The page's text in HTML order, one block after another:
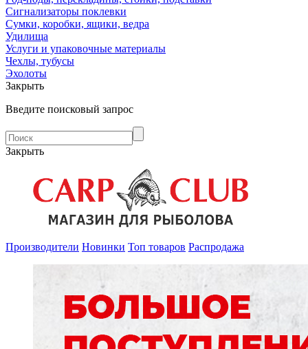
Сигнализаторы поклевки
Сумки, коробки, ящики, ведра
Удилища
Услуги и упаковочные материалы
Чехлы, тубусы
Эхолоты
Закрыть
Введите поисковый запрос
Закрыть
Производители Новинки Топ товаров Распродажа